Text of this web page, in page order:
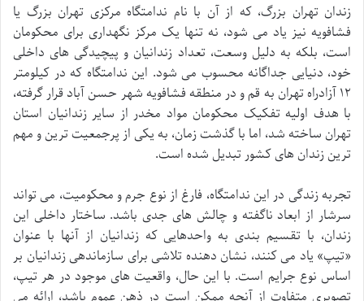
زندان تهران بزرگ، که از آن با نام ندامتگاه مرکزی تهران بزرگ یا
فشافویه نیز یاد می شود، نه تنها یک مرکز نگهداری برای محکومان
است، بلکه به دلیل وسعت، تعداد زندانیان و پیچیدگی های داخلی
خود، دنیایی جداگانه محسوب می شود. این ندامتگاه که در کیلومتر
۱۲ آزادراه تهران به قم و در منطقه فشافویه شهر حسن آباد قرار گرفته،
با هدف اولیه تفکیک محکومان مواد مخدر از سایر زندانیان استان
تهران ساخته شد، اما با گذشت زمان، به یکی از پرجمعیت ترین و مهم
ترین زندان های کشور تبدیل شده است.
تجربه زندگی در این ندامتگاه، فارغ از نوع جرم و محکومیت، می تواند
سرشار از ابعاد ناگفته و چالش های جدی باشد. ساختار داخلی این
زندان، با تقسیم بندی به واحدهایی که زندانیان از آنها با عنوان
«تیپ» یاد می کنند، نشان دهنده تلاشی برای سازماندهی زندانیان بر
اساس نوع جرایم است. با این حال، واقعیت های موجود در هر تیپ،
تصویری متفاوت از آنچه ممکن است در ذهن عموم باشد، ارائه می